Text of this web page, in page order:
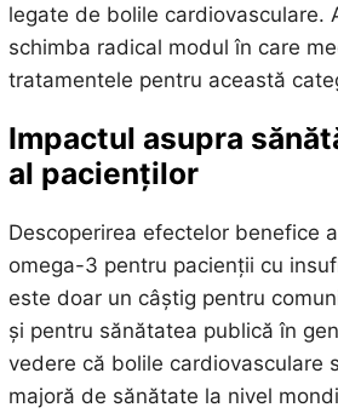
legate de bolile cardiovasculare.
schimba radical modul în care
tratamentele pentru această
Impactul asupra
al pacienților
Descoperirea efectelor benefice
omega-3 pentru pacienții cu
este doar un câștig pentru
și pentru sănătatea publică în
vedere că bolile cardiovasculare
majoră de sănătate la nivel